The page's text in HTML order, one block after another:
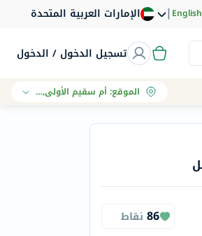
الإمارات العربية المتحدة |English
تسجيل الدخول / الدخول
الموقع:أم سقيم الأولى, دبي
86 نقاط